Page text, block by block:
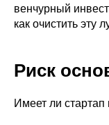
венчурный
как очистить эту
Риск
Имеет ли